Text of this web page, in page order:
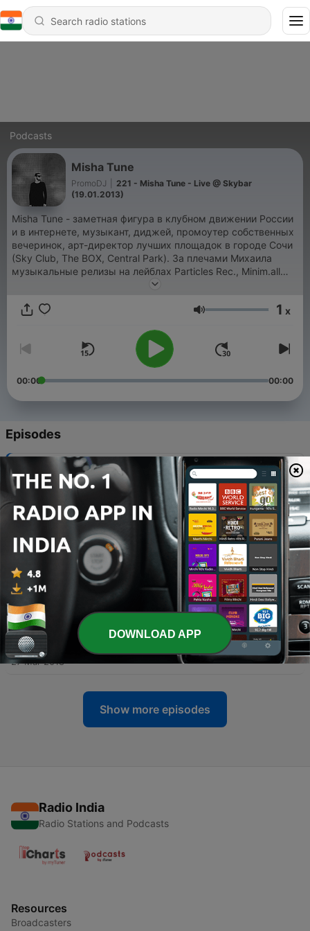
Podcasts
Misha Tune
PromoDJ
221 - Misha Tune - Live @ Skybar
(19.01.2013)
Misha Tune - заметная фигура в клубном движении России
и в интернете, музыкант, диджей, промоутер собственных
вечеринок, арт-директор лучших площадок в городе Сочи
(Sky Club, The BOX, Central Park). За плечами Михаила
музыкальные релизы на лейблах Particles Rec., Minim.all
Rec., Dushe Rec, авторская online и глянцевая рубрика
Volume 1 x
00:00 00:00
Episodes
Misha Tune - Live @ Skybar (19.01.2013)
20 Jan 2013
220 - Misha Tune - Endless Dream (28.11.2011)
219 - Misha Tune - "X" #6 (14.04.2011)
14 Apr 2011
- Misha Tune - "X" #1 (28.10.2010)
27 Oct 2010
178 - Misha Tune - 25.03.18
27 Mar 2018
Show more episodes
Radio India
Radio Stations and Podcasts
Resources
Broadcasters
DOWNLOAD APP